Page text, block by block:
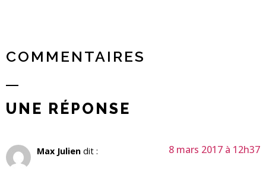
COMMENTAIRES
UNE RÉPONSE
Max Julien dit : 8 mars 2017 à 12h37